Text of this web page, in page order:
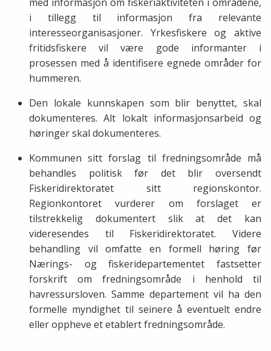
i tillegg til informasjon fra relevante
interesseorganisasjoner. Yrkesfiskere og aktive
fritidsfiskere vil være gode informanter i
prosessen med å identifisere egnede områder for
hummeren.
Den lokale kunnskapen som blir benyttet, skal
dokumenteres. Alt lokalt informasjonsarbeid og
høringer skal dokumenteres.
Kommunen sitt forslag til fredningsområde må
behandles politisk før det blir oversendt
Fiskeridirektoratet sitt regionskontor.
Regionkontoret vurderer om forslaget er
tilstrekkelig dokumentert slik at det kan
videresendes til Fiskeridirektoratet. Videre
behandling vil omfatte en formell høring før
Nærings- og fiskeridepartementet fastsetter
forskrift om fredningsområde i henhold til
havressursloven. Samme departement vil ha den
formelle myndighet til seinere å eventuelt endre
eller oppheve et etablert fredningsområde.